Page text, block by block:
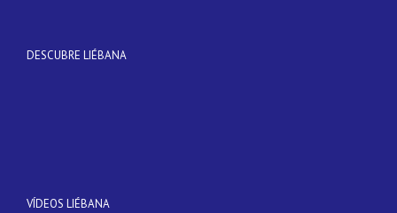
DESCUBRE LIÉBANA
VÍDEOS LIÉBANA